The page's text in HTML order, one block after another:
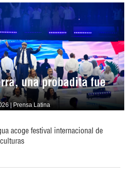
una probadita fue
| Prensa Latina
acoge festival internacional de